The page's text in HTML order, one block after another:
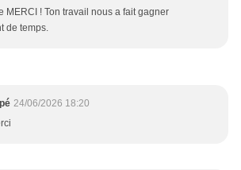
MERCI ! Ton travail nous a fait gagner
de temps.
24/06/2026 18:20